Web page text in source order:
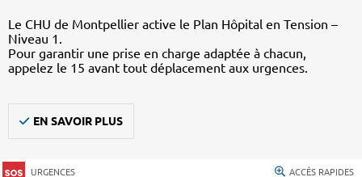
Le CHU de Montpellier active le Plan Hôpital en Tension –
Niveau 1.
Pour garantir une prise en charge adaptée à chacun,
appelez le 15 avant tout déplacement aux urgences.
EN SAVOIR PLUS
URGENCES ACCÈS RAPIDES